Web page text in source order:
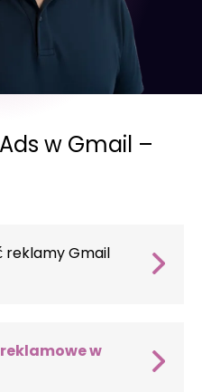
w Gmail –
reklamy Gmail
jak i w budowaniu
kreacje pojawiają się
użytkowników w
w